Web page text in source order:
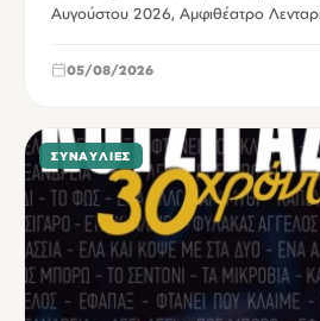
Αυγούστου 2026, Αμφιθέατρο
05/08/2026
ΣΥΝΑΥΛΊΕΣ